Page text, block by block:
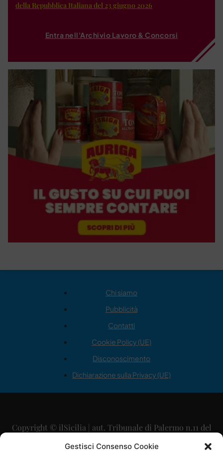
Gestisci Consenso Cookie
della Repubblica Italiana del 23 giugno 2026
Entra nell'Archivio Lavoro & Concorsi
Chi siamo
Pubblicità
Contatti
Cookie Policy (UE)
Disconoscimento
Dichiarazione sulla Privacy (UE)
Copyright © ilSicilia | aut. Tribunale di Palermo n.11 del
29/09/2015